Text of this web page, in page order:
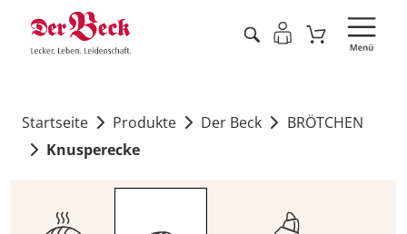
Startseite Produkte Der Beck
BRÖTCHEN
Knusperecke